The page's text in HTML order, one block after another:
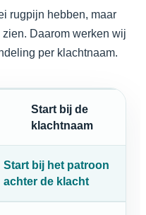
rugpijn hebben, maar
Daarom werken wij
per klachtnaam.
Start bij de
klachtnaam
Start bij het patroon
achter de klacht